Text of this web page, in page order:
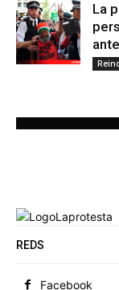
La
REDS
Facebook